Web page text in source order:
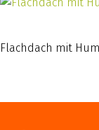
Flachdach mit